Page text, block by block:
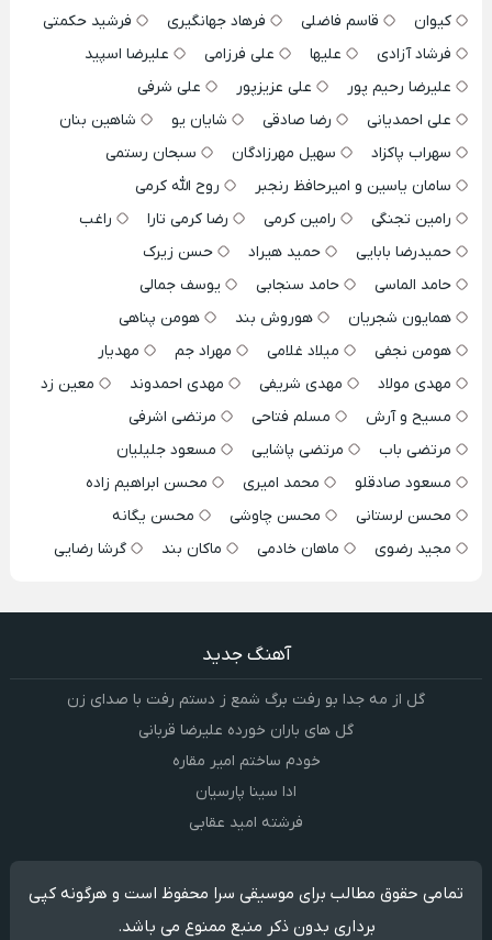
کیوان
قاسم فاضلی فرهاد جهانگیری
فرشید حکمتی
فرشاد آزادی
علیها علی فرزامی
علیرضا اسپید
علیرضا رحیم پور
علی عزیزپور
علی شرفی
علی احمدیانی
رضا صادقی شایان یو
شاهین بنان
سهراب پاکزاد
سهیل مهرزادگان
سبحان رستمی
سامان یاسین و امیرحافظ رنجبر
روح الله کرمی
رامین تجنگی
رامین کرمی رضا کرمی تارا
راغب
حمیدرضا بابایی
حمید هیراد
حسن زیرک
حامد الماسی
حامد سنجابی
یوسف جمالی
همایون شجریان
هوروش بند
هومن پناهی
هومن نجفی
میلاد غلامی مهراد جم
مهدیار
مهدی مولاد
مهدی شریفی مهدی احمدوند
معین زد
مسیح و آرش
مسلم فتاحی
مرتضی اشرفی
مرتضی باب
مرتضی پاشایی
مسعود جلیلیان
مسعود صادقلو
محمد امیری
محسن ابراهیم زاده
محسن لرستانی
محسن چاوشی
محسن یگانه
مجید رضوی
ماهان خادمی ماکان بند گرشا رضایی
آهنگ جدید
گل از مه جدا بو رفت برگ شمع ز دستم رفت با صدای زن
گل های باران خورده علیرضا قربانی
خودم ساختم امیر مقاره
ادا سینا پارسیان
فرشته امید عقابی
تمامی حقوق مطالب برای موسیقی سرا محفوظ است و هرگونه کپی
برداری بدون ذکر منبع ممنوع می باشد.